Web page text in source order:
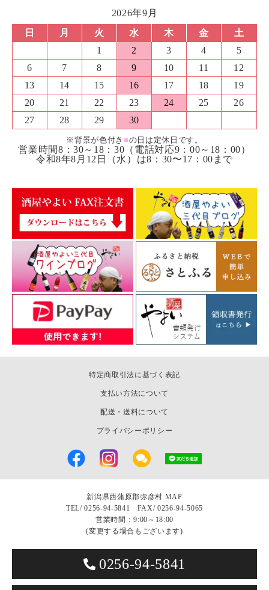
2026年9月
日
月 火 水 木 金
土
1
2 3 4
5
6
7 8 9 10 11
12
13
14 15 16 17 18
19
20
21 22 23 24 25
26
27
28 29 30
※背景が色付き ■の日は定休日です。
営業時間8：30～18：30（電話対応9：00～18：00）
令和8年8月12日（水）は8：30〜17：00まで
特定商取引法に基づく表記
支払い方法について
配送・送料について
プライバシーポリシー
新潟県西蒲原郡弥彦村 MAP
TEL/0256-94-5841 FAX/ 0256-94-5065
営業時間：9:00～18:00
(変更する場合もございます)
0256-94-5841